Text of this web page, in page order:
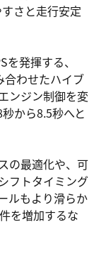
さと走行安定
発揮する、
合わせたハイブ
ンジン制御を変
から8.5秒へと
の最適化や、可
フトタイミング
ルもより滑らか
を増加するな